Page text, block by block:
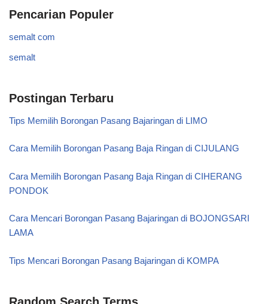
Pencarian Populer
semalt com
semalt
Postingan Terbaru
Tips Memilih Borongan Pasang Bajaringan di LIMO
Cara Memilih Borongan Pasang Baja Ringan di CIJULANG
Cara Memilih Borongan Pasang Baja Ringan di CIHERANG
PONDOK
Cara Mencari Borongan Pasang Bajaringan di BOJONGSARI
LAMA
Tips Mencari Borongan Pasang Bajaringan di KOMPA